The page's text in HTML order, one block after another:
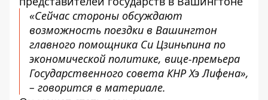
«Сейчас стороны обсуждают
возможность поездки в Вашингтон
главного помощника Си Цзиньпина по
экономической политике, вице-премьера
Государственного совета КНР Хэ Лифена»,
– говорится в материале.